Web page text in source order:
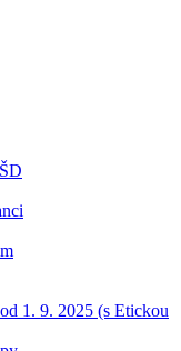
1. 9. 2025 (s Etickou